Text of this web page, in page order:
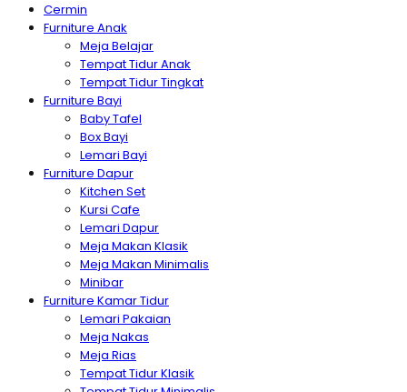
Cermin
Furniture Anak
Meja Belajar
Tempat Tidur Anak
Tempat Tidur Tingkat
Furniture Bayi
Baby Tafel
Box Bayi
Lemari Bayi
Furniture Dapur
Kitchen Set
Kursi Cafe
Lemari Dapur
Meja Makan Klasik
Meja Makan Minimalis
Minibar
Furniture Kamar Tidur
Lemari Pakaian
Meja Nakas
Meja Rias
Tempat Tidur Klasik